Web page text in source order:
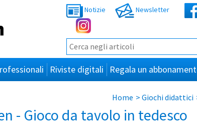
Notizie Newsletter
Riviste digitali Regala un
Home > Giochi didattici
- Gioco da tavolo in tedesco